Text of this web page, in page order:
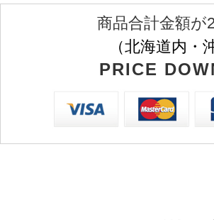
商品合計金額が
（北海道内・
PRICE